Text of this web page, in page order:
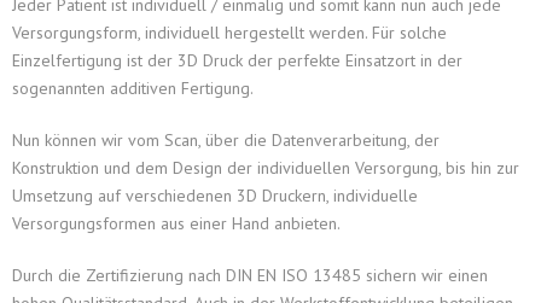
Jeder Patient ist individuell / einmalig und somit kann nun auch jede
Versorgungsform, individuell hergestellt werden. Für solche
Einzelfertigung ist der 3D Druck der perfekte Einsatzort in der
sogenannten additiven Fertigung.
Nun können wir vom Scan, über die Datenverarbeitung, der
Konstruktion und dem Design der individuellen Versorgung, bis hin zur
Umsetzung auf verschiedenen 3D Druckern, individuelle
Versorgungsformen aus einer Hand anbieten.
Durch die Zertifizierung nach DIN EN ISO 13485 sichern wir einen